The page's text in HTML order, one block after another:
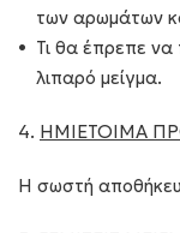
των αρωμάτων
Τι θα έπρεπε
λιπαρό μείγμα.
4. ΗΜΙΕΤΟΙΜΑ
Η σωστή